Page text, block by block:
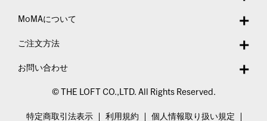
MoMAについて
ご注文方法
お問い合わせ
© THE LOFT CO.,LTD. All Rights Reserved.
特定商取引法表示 利用規約 個人情報取り扱い規定